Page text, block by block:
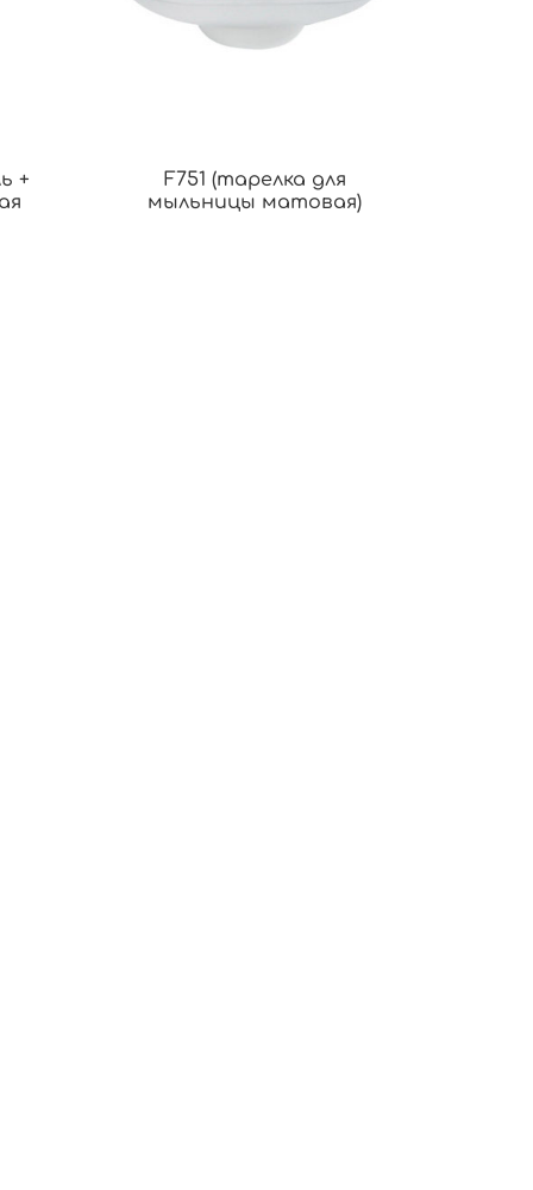
+
F751 (тарелка для
мыльницы матовая)